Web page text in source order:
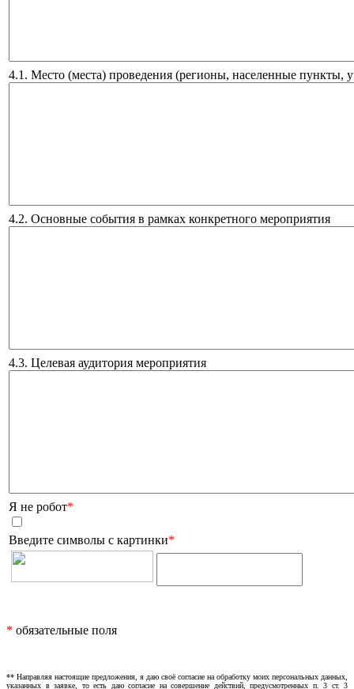
4.1. Место (места) проведения (регионы, населенные пункты,
4.2. Основные события в рамках конкретного мероприятия
4.3. Целевая аудитория мероприятия
Я не робот*
Введите символы с картинки*
* обязательные поля
** Направляя настоящие предложения, я даю своё согласие на обработку моих персональных данных,
указанных в заявке, то есть даю согласие на совершение действий, предусмотренных п. 3 ст. 3